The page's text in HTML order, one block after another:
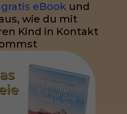
eBook und
wie du mit
Kind in Kontakt